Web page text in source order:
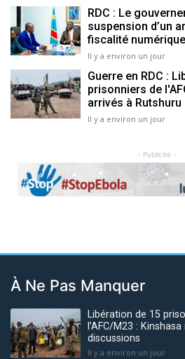
RDC : Le
suspension d’un
fiscalité numérique
Il y a environ un jour
Guerre en RDC :
prisonniers de
arrivés à Rutshuru
Il y a environ un jour
- Publicité -
Previous
À Ne Pas Manquer
Libération de 15
l’AFC/M23 :
discussions
Il y a environ un jour